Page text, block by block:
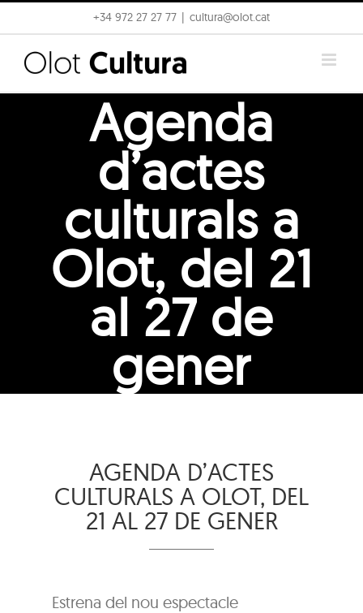
to
content
+34 972 27 27 77 cultura@olot.cat
Agenda
d’actes
culturals a
Olot, del 21
al 27 de
gener
AGENDA D’ACTES
CULTURALS A OLOT, DEL
21 AL 27 DE GENER
Estrena del nou espectacle